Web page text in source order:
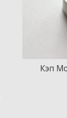
Кэп